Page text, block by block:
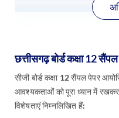
छत्तीसगढ़ बोर्ड कक्षा 12
सीजी बोर्ड कक्षा 12 सैंपल पेपर
आवश्यकताओं को पूरा ध्यान में
विशेषताएं निम्नलिखित हैं: